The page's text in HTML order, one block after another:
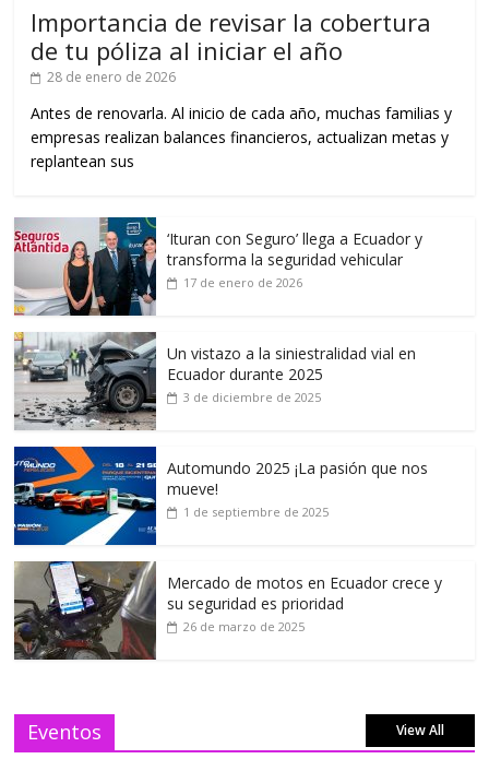
Importancia de revisar la cobertura
de tu póliza al iniciar el año
28 de enero de 2026
Antes de renovarla. Al inicio de cada año, muchas familias y
empresas realizan balances financieros, actualizan metas y
replantean sus
‘Ituran con Seguro’ llega a Ecuador y
transforma la seguridad vehicular
17 de enero de 2026
Un vistazo a la siniestralidad vial en
Ecuador durante 2025
3 de diciembre de 2025
Automundo 2025 ¡La pasión que nos
mueve!
1 de septiembre de 2025
Mercado de motos en Ecuador crece y
su seguridad es prioridad
26 de marzo de 2025
Eventos View All